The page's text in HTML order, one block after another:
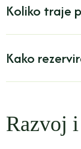
Koliko traje
Kako
Razvoj